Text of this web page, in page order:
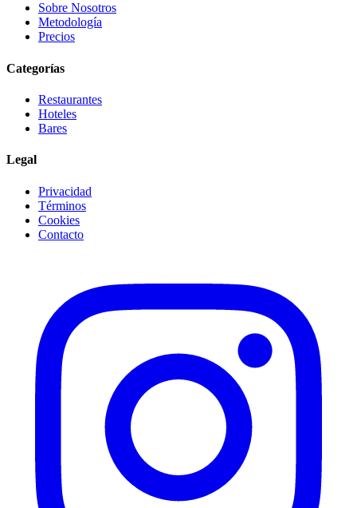
Sobre Nosotros
Metodología
Precios
Categorías
Restaurantes
Hoteles
Bares
Legal
Privacidad
Términos
Cookies
Contacto